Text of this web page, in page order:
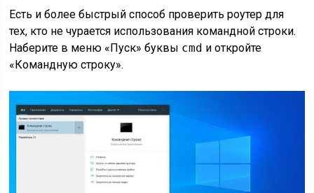
Есть и более быстрый способ проверить роутер для
тех, кто не чурается использования командной строки.
Наберите в меню «Пуск» буквы cmd и откройте
«Командную строку».